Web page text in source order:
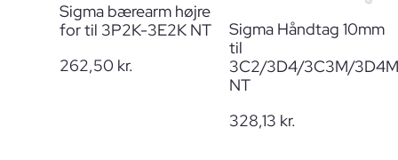
Sigma bærearm højre
for til 3P2K-3E2K NT
262,50 kr.
Sigma Håndtag 10mm
til
3C2/3D4/3C3M/3D4M
NT
328,13 kr.